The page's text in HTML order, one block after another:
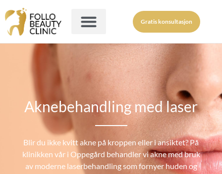
Gratis konsultasjon
Aknebehandling med laser
Blir du ikke kvitt akne på kroppen eller i ansiktet?På
klinikken vår i Oppegård behandler viakne med bruk
av moderne laserbehandling som fornyer huden og